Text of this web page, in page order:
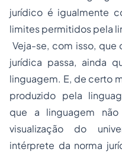
jurídico é igualmente
limites permitidos pela
Veja-se, com isso, que
jurídica passa, ainda
linguagem. E, de certo
produzido pela
que a linguagem
visualização do
intérprete da norma